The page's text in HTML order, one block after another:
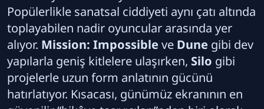
Popülerlikle sanatsal ciddiyeti aynı çatı altında
toplayabilen nadir oyuncular arasında yer
alıyor. Mission: Impossible ve Dune gibi dev
yapılarla geniş kitlelere ulaşırken, Silo gibi
projelerle uzun form anlatının gücünü
hatırlatıyor. Kısacası, günümüz ekranının en